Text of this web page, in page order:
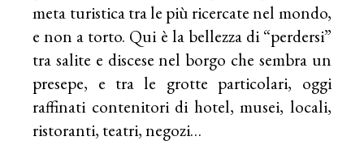
meta turistica tra le più ricercate nel mondo,
e non a torto. Qui è la bellezza di “perdersi”
tra salite e discese nel borgo che sembra un
presepe, e tra le grotte particolari, oggi
raffinati contenitori di hotel, musei, locali,
ristoranti, teatri, negozi…